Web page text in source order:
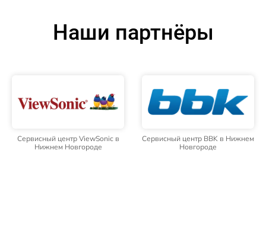
Наши партнёры
Сервисный центр ViewSonic в
Нижнем Новгороде
Сервисный центр BBK в Нижнем
Новгороде